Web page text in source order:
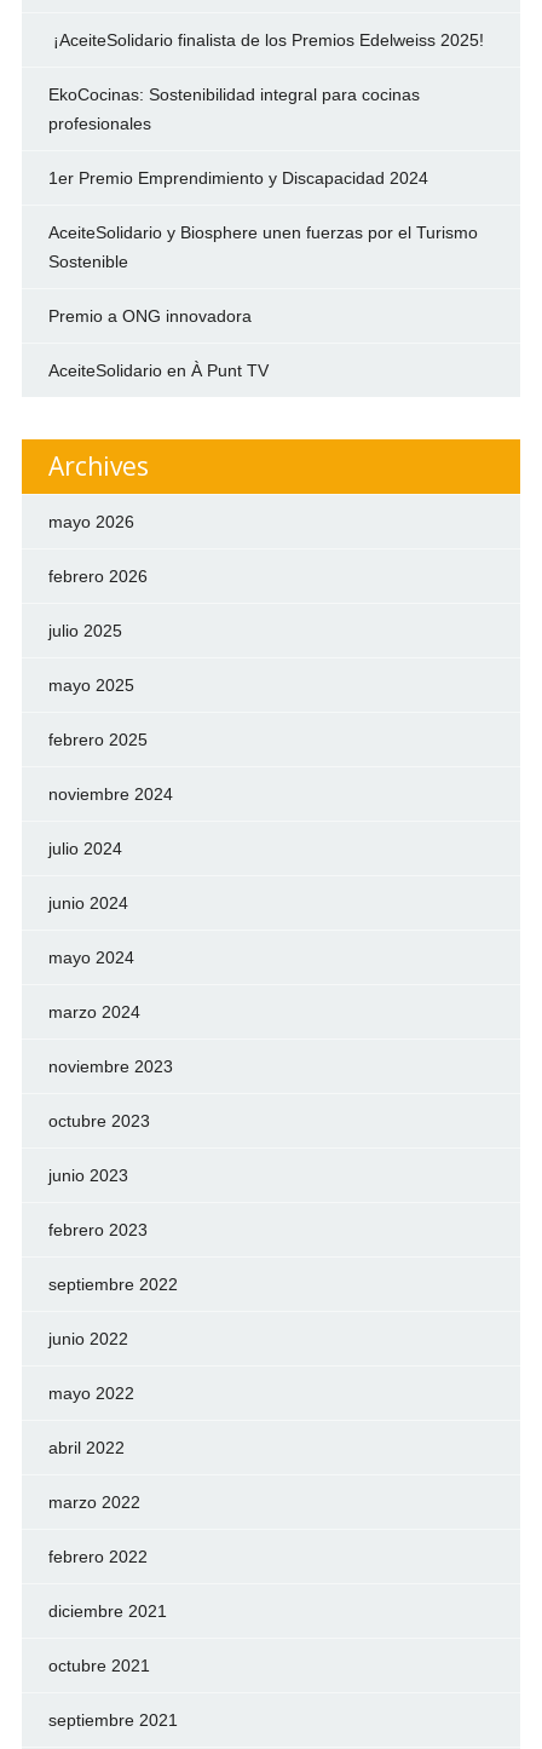
¡AceiteSolidario finalista de los Premios Edelweiss 2025!
EkoCocinas: Sostenibilidad integral para cocinas
profesionales
1er Premio Emprendimiento y Discapacidad 2024
AceiteSolidario y Biosphere unen fuerzas por el Turismo
Sostenible
Premio a ONG innovadora
AceiteSolidario en À Punt TV
Archives
mayo 2026
febrero 2026
julio 2025
mayo 2025
febrero 2025
noviembre 2024
julio 2024
junio 2024
mayo 2024
marzo 2024
noviembre 2023
octubre 2023
junio 2023
febrero 2023
septiembre 2022
junio 2022
mayo 2022
abril 2022
marzo 2022
febrero 2022
diciembre 2021
octubre 2021
septiembre 2021